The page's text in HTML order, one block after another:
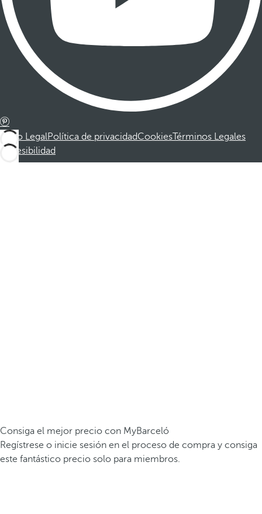
Aviso LegalPolítica de privacidadCookiesTérminos Legales
Accesibilidad
Consiga el mejor precio con MyBarceló
Regístrese o inicie sesión en el proceso de compra y consiga
este fantástico precio solo para miembros.